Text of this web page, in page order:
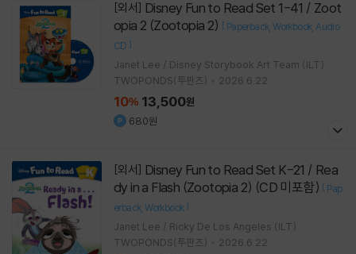
[외서]
opia 2 (Zootopia 2) [ Paperback Workbook Audio
CD ]
Janet Lee / Disney Storybook Art Team (ILT)
TWOPONDS(투판즈)
2026.6.22.
10% 13,500원
680원
[외서]
dy in a Flash (Zootopia 2) (CD 미포함) [ Pap
erback Workbook ]
Janet Lee / Ricky De Los Angeles (ILT)
TWOPONDS(투판즈)
2026.6.22.